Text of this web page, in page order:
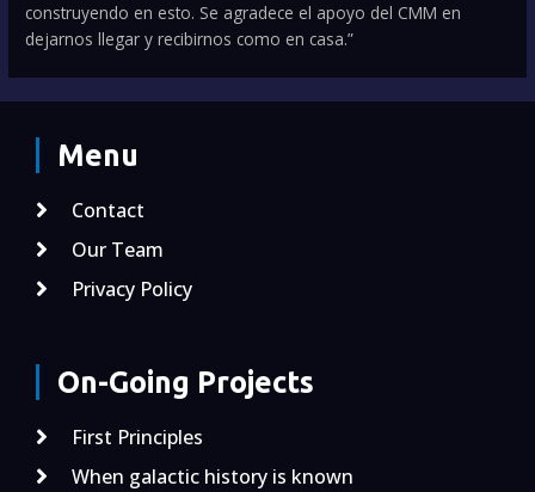
construyendo en esto. Se agradece el apoyo del CMM en
dejarnos llegar y recibirnos como en casa.”
Menu
Contact
Our Team
Privacy Policy
On-Going Projects
First Principles
When galactic history is known